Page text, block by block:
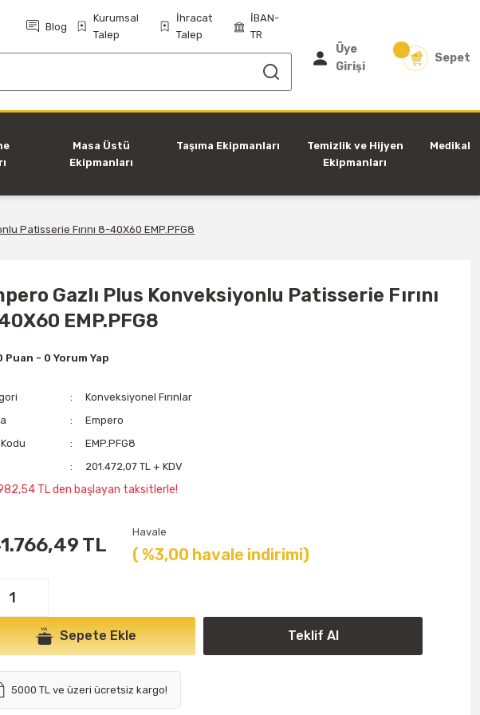
Blog
Kurumsal
Talep
İhracat
Talep
İBAN-
TR
Üye
Girişi
Sepet
Masa Üstü
Ekipmanları
Taşıma Ekipmanları
Temizlik ve Hijyen
Ekipmanları
Medikal
Patisserie Fırını 8-40X60 EMP.PFG8
Gazlı Plus Konveksiyonlu Patisserie Fırını
EMP.PFG8
Puan - 0 Yorum Yap
Konveksiyonel Fırınlar
Empero
EMP.PFG8
201.472,07 TL + KDV
TL den başlayan taksitlerle!
TL
Havale
( %3,00 havale indirimi)
Sepete Ekle Teklif Al
5000 TL ve üzeri ücretsiz kargo!